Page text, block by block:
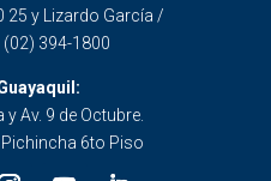
25 y Lizardo García /
(02) 394-1800
y Av. 9 de Octubre.
6to Piso